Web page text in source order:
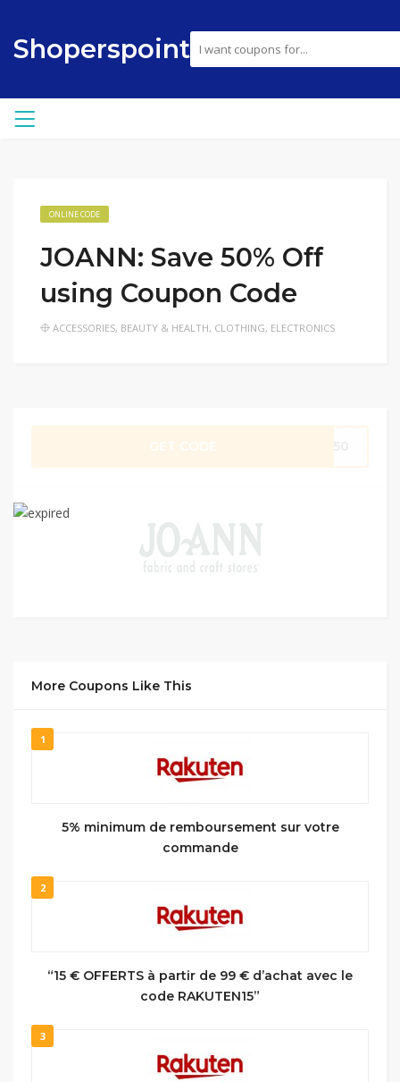
Shoperspoint
ONLINE CODE
JOANN: Save 50% Off
using Coupon Code
ACCESSORIES, BEAUTY & HEALTH, CLOTHING, ELECTRONICS
More Coupons Like This
1
5% minimum de remboursement sur votre
commande
2
“15 € OFFERTS à partir de 99 € d’achat avec le
code RAKUTEN15”
3